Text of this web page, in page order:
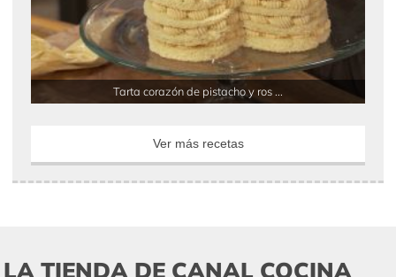
Tarta corazón de pistacho y ros ...
Ver más recetas
LA TIENDA DE CANAL COCINA